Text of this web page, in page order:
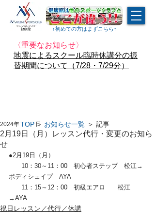
↑​初めての方はまずこちら↑
〈重要なお知らせ〉
地震によるスクール臨時休講分の振
替期間について（7/28・7/29分）
2月19日（月）レッスン代行・変更のお知ら
せ
2024年1月30日
●2月19日（月）
10：30～11：00　初心者ステップ　松江→
ボディシェイプ　AYA
11：15～12：00　初級エアロ　　松江
→AYA
祝日レッスン／代行／休講
TOP ＞ お知らせ一覧 ＞ 記事